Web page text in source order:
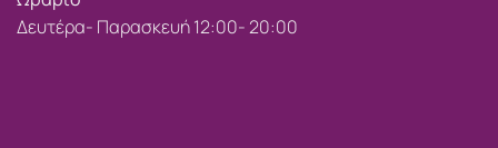
Δευτέρα- Παρασκευή 12:00- 20:00